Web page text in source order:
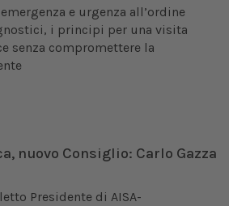
e urgenza all’ordine
i principi per una visita
senza compromettere la
nuovo Consiglio: Carlo Gazza
Presidente di AISA-